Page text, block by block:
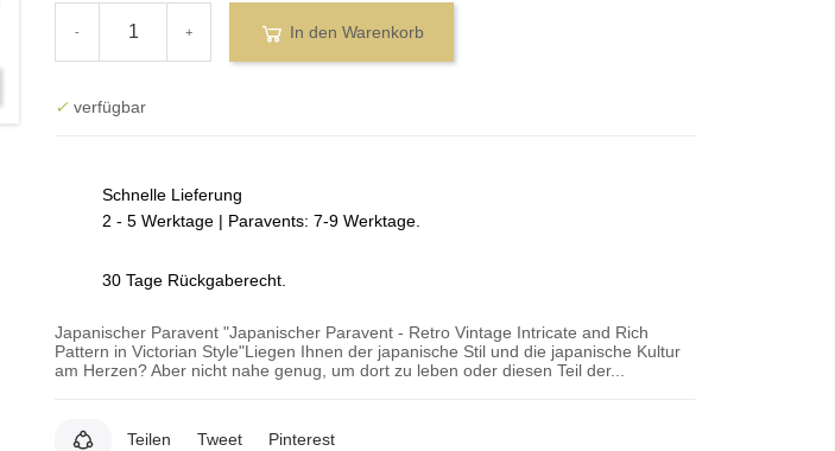
- + In den Warenkorb
✓ verfügbar
Schnelle Lieferung
2 - 5 Werktage | Paravents: 7-9 Werktage.
30 Tage Rückgaberecht.
Japanischer Paravent "Japanischer Paravent - Retro Vintage Intricate and Rich
Pattern in Victorian Style"Liegen Ihnen der japanische Stil und die japanische Kultur
am Herzen? Aber nicht nahe genug, um dort zu leben oder diesen Teil der...
Teilen Tweet Pinterest